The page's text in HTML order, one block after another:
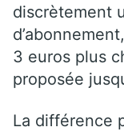
discrètement
3 euros plus
proposée
La différence